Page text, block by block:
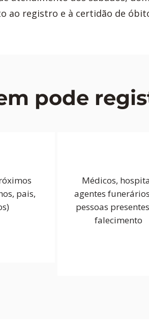
ao registro e à certidão de
pode
pais,
Médicos,
agentes
pessoas
falecimento